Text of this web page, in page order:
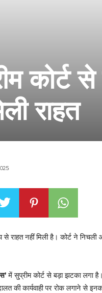
कोर्ट
राहत
राहत नहीं मिली है। कोर्ट ने
में सु्प्रीम कोर्ट से बड़ा झटका लगा
की कार्यवाही पर रोक लगाने से